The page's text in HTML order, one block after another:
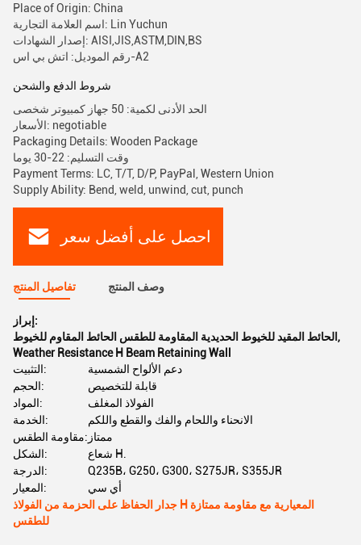
Place of Origin: China
اسم العلامة التجارية: Lin Yuchun
إصدار الشهادات: AISI,JIS,ASTM,DIN,BS
رقم الموديل: اتش بي اس-A2
شروط الدفع والشحن
الحد الأدنى لكمية: 50 جهاز كمبيوتر شخصى
الأسعار: negotiable
Packaging Details: Wooden Package
وقت التسليم: 22-30 يوما
Payment Terms: LC, T/T, D/P, PayPal, Western Union
Supply Ability: Bend, weld, unwind, cut, punch
احصل على أفضل سعر
تفاصيل المنتج وصف المنتج
إبراز:
الحائط المقيد للخيوط الحديدية المقاومة للطقس الحائط المقاوم للخيوط ,
Weather Resistance H Beam Retaining Wall
التثبيت:
دعم الألواح الشمسية
الحجم:
قابلة للتخصيص
المواد:
الفولاذ المغلف
الخدمة:
الانحناء واللحام والفك والقطع واللكم
مقاومة الطقس: ممتاز
الشكل:
شعاع H.
الدرجة:
Q235B، G250، G300، S275JR، S355JR
المعيار:
أي سي
جدار الحفاظ على الحزمة من الفولاذ H المعيارية مع مقاومة ممتازة
للطقس